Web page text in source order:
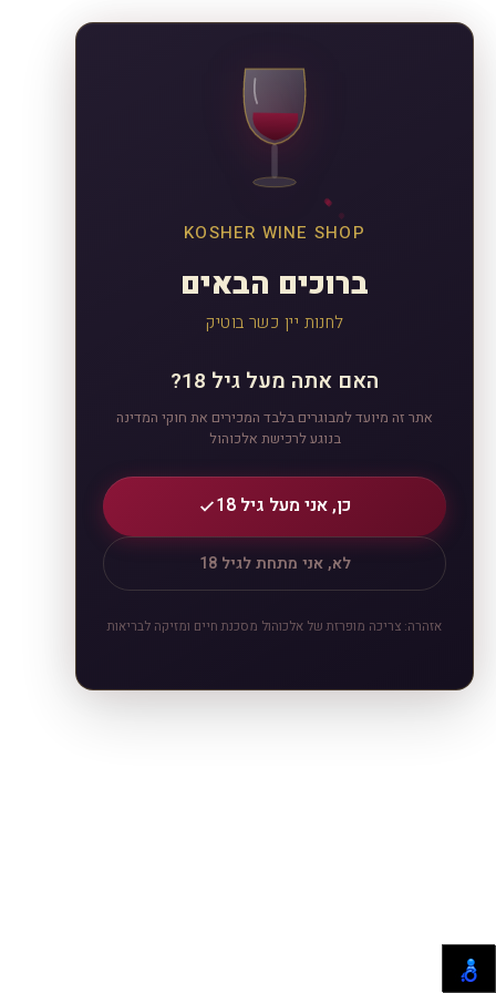
KOSHER WINE SHOP
ברוכים הבאים
לחנות יין כשר בוטיק
האם אתה מעל גיל 18?
אתר זה מיועד למבוגרים בלבד המכירים את חוקי המדינה
בנוגע לרכישת אלכוהול
כן, אני מעל גיל 18
לא, אני מתחת לגיל 18
אזהרה: צריכה מופרזת של אלכוהול מסכנת חיים ומזיקה לבריאות